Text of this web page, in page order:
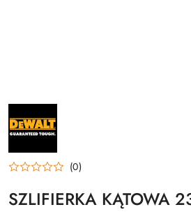
NAZWA
PRODUCENTA:
DEWALT
(0)
SZLIFIERKA KĄTOWA